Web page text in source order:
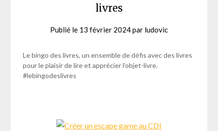
livres
Publié le 13 février 2024par ludovic
Le bingo des livres, un ensemble de défis avec des livres
pour le plaisir de lire et apprécier l’objet-livre.
#lebingodeslivres